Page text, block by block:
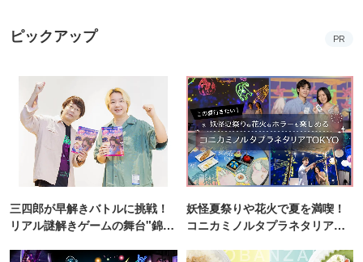
ピックアップ PR
三四郎が早解きバトルに挑戦！
リアル謎解きゲームの舞台"錦糸
妖怪夏祭りや花火で夏を満喫！
コニカミノルタプラネタリア